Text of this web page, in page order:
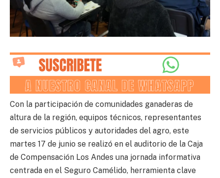
Con la participación de comunidades ganaderas de
altura de la región, equipos técnicos, representantes
de servicios públicos y autoridades del agro, este
martes 17 de junio se realizó en el auditorio de la Caja
de Compensación Los Andes una jornada informativa
centrada en el Seguro Camélido, herramienta clave